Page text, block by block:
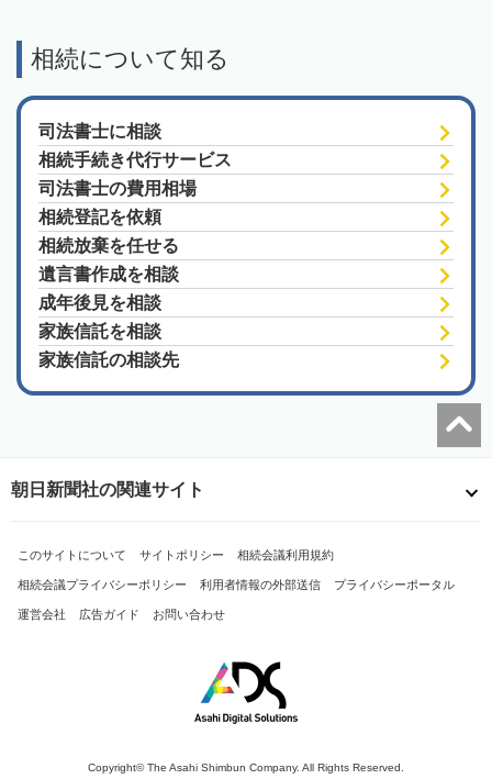
相続について知る
司法書士に相談
相続手続き代行サービス
司法書士の費用相場
相続登記を依頼
相続放棄を任せる
遺言書作成を相談
成年後見を相談
家族信託を相談
家族信託の相談先
朝日新聞社の関連サイト
このサイトについて サイトポリシー 相続会議利用規約
相続会議プライバシーポリシー 利用者情報の外部送信 プライバシーポータル
運営会社 広告ガイド お問い合わせ
Copyright© The Asahi Shimbun Company. All Rights Reserved.